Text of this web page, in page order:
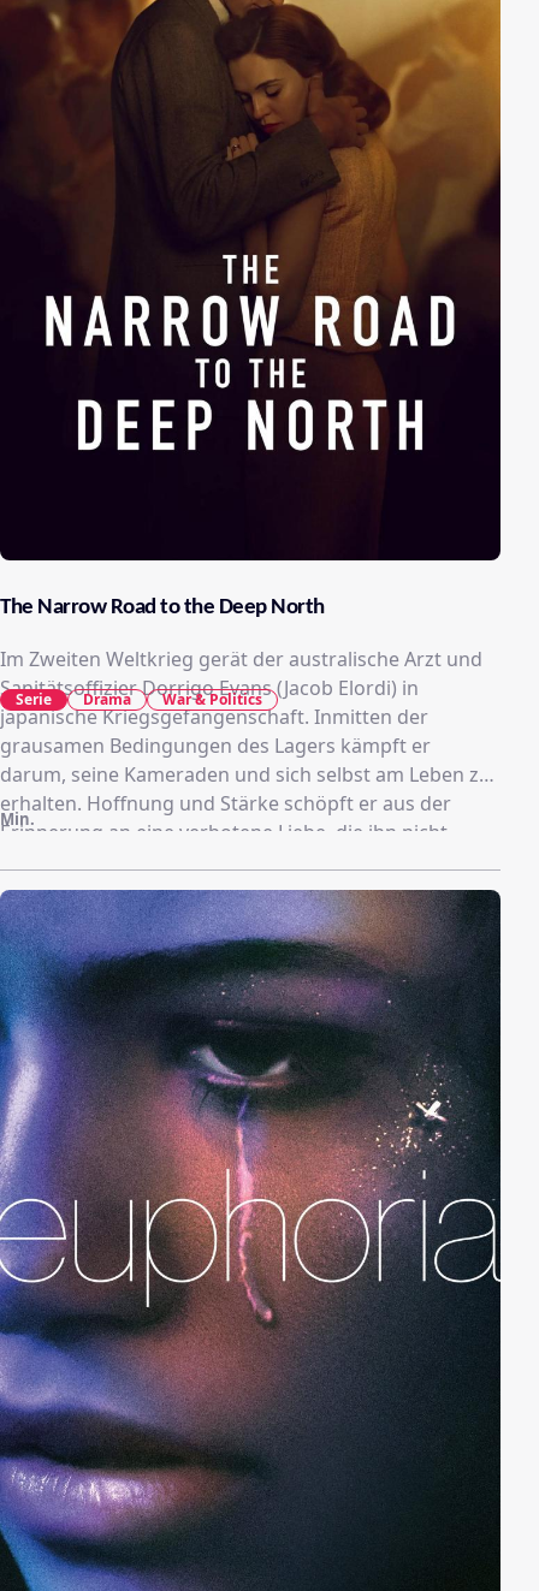
The Narrow Road to the Deep North
Im Zweiten Weltkrieg gerät der australische Arzt und
Sanitätsoffizier Dorrigo Evans (Jacob Elordi) in
japanische Kriegsgefangenschaft. Inmitten der
grausamen Bedingungen des Lagers kämpft er
darum, seine Kameraden und sich selbst am Leben zu
erhalten. Hoffnung und Stärke schöpft er aus der
Erinnerung an eine verbotene Liebe, die ihn nicht
Min.
Serie Drama War & Politics